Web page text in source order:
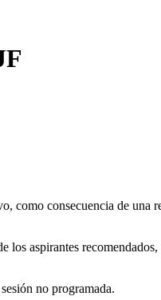
como consecuencia de una
los aspirantes
no programada.